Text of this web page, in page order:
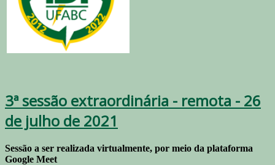
3ª sessão extraordinária - remota - 26
de julho de 2021
Sessão a ser realizada virtualmente, por meio da plataforma
Google Meet